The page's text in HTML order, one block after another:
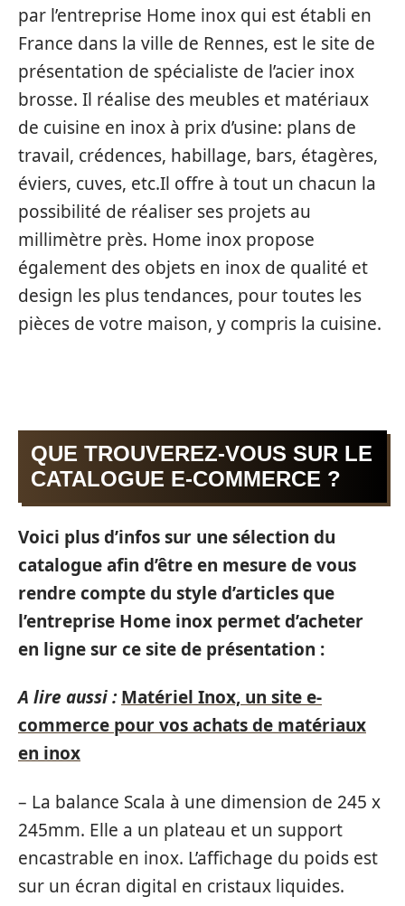
par l’entreprise Home inox qui est établi en
France dans la ville de Rennes, est le site de
présentation de spécialiste de l’acier inox
brosse. Il réalise des meubles et matériaux
de cuisine en inox à prix d’usine: plans de
travail, crédences, habillage, bars, étagères,
éviers, cuves, etc.Il offre à tout un chacun la
possibilité de réaliser ses projets au
millimètre près. Home inox propose
également des objets en inox de qualité et
design les plus tendances, pour toutes les
pièces de votre maison, y compris la cuisine.
QUE TROUVEREZ-VOUS SUR LE
CATALOGUE E-COMMERCE ?
Voici plus d’infos sur une sélection du
catalogue afin d’être en mesure de vous
rendre compte du style d’articles que
l’entreprise Home inox permet d’acheter
en ligne sur ce site de présentation :
A lire aussi : Matériel Inox, un site e-
commerce pour vos achats de matériaux
en inox
– La balance Scala à une dimension de 245 x
245mm. Elle a un plateau et un support
encastrable en inox. L’affichage du poids est
sur un écran digital en cristaux liquides.